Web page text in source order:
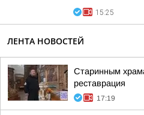
15:25
ЛЕНТА НОВОСТЕЙ
Старинным
реставрация
17:19